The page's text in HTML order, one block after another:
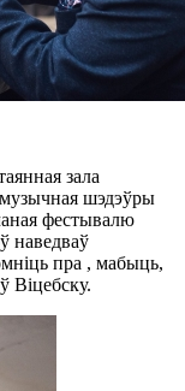
зала
шэдэўры
фестывалю
наведваў
пра , мабыць,
Віцебску.